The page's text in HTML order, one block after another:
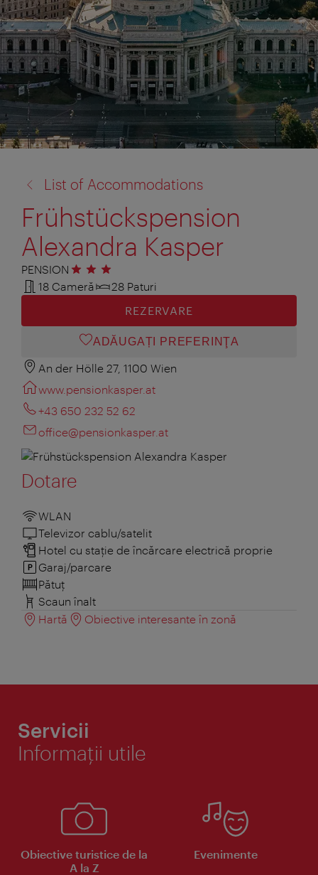
la:
List of Accommodations
Frühstückspension
Alexandra Kasper
PENSION 3 stele
18 Cameră
28 Paturi
REZERVARE
ADĂUGAȚI PREFERINŢA
An der Hölle 27, 1100 Wien
www.pensionkasper.at
+43 650 232 52 62
office@pensionkasper.at
Dotare
WLAN
Televizor cablu/satelit
Hotel cu stație de încărcare electrică proprie
Garaj/parcare
Pătuţ
Scaun înalt
Hartă
Obiective interesante în zonă
Servicii
Informaţii utile
Obiective turistice de la
A la Z
Evenimente